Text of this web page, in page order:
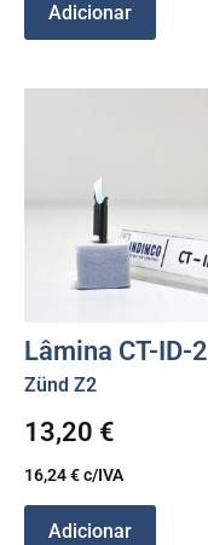
Adicionar
Lâmina CT-ID-2
Zünd Z2
13,20 €
16,24€c/IVA
Adicionar